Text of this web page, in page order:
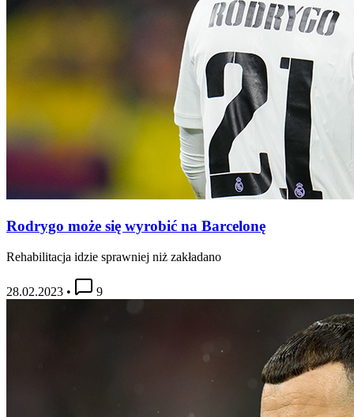
Rodrygo może się wyrobić na Barcelonę
Rehabilitacja idzie sprawniej niż zakładano
28.02.2023 • 9